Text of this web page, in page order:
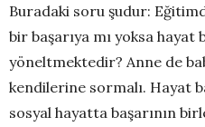
Buradaki soru şudur:
bir başarıya mı yoksa hayat
yöneltmektedir? Anne de
kendilerine sormalı. Hayat
sosyal hayatta başarının